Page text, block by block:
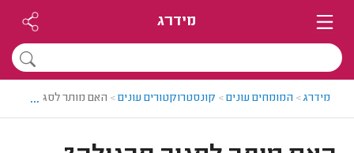
מידרג
מידרג> המומחים עונים> קונסטרוקטורים עונים> האם מותר לסגור...